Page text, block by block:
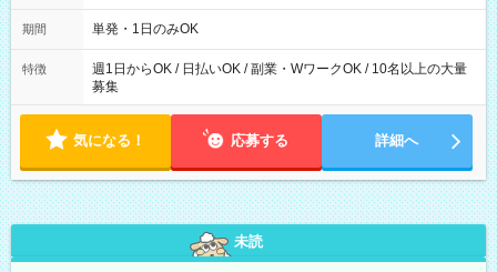
～21：00
期間 単発・1日のみOK
特徴
週1日からOK / 日払いOK / 副業・WワークOK / 10名以上の大量
募集
気になる！ 応募する 詳細へ
未読